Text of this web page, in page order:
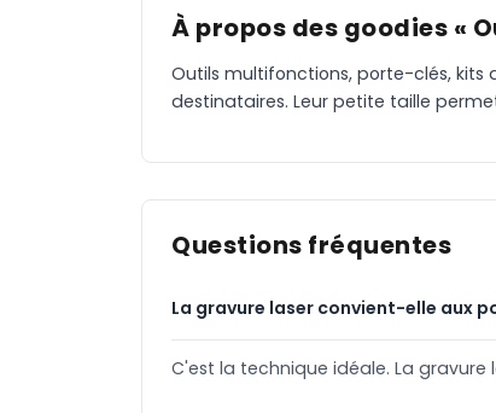
À propos des goodies «
Outils multifonctions, porte-clés, kits
destinataires. Leur petite taille
Questions fréquentes
La gravure laser convient-elle aux
C'est la technique idéale. La